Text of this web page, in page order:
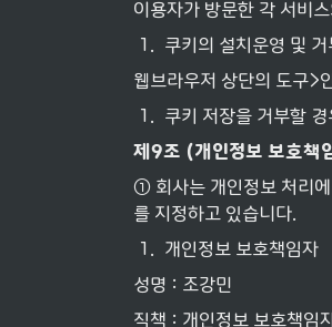
이용자가 방문한 각 서비
1
쿠키의 설치운영 및 거
웹브라우저 상단의 도구>
1
쿠키 저장을 거부할
제 9조 (개인정보 보호책
① 회사는 개인정보 처리에
를 지정하고 있습니다.
1
개인정보 보호책임자
성명 : 조강민
직책 : 개인정보 보호책임